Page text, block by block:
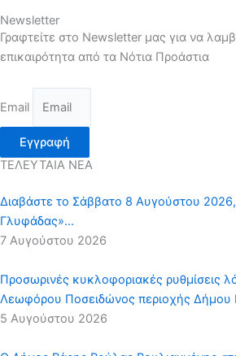
Newsletter
Γραφτείτε στο Newsletter μας για να
επικαιρότητα από τα Νότια Προάστια
Email
Εγγραφή
ΤΕΛΕΥΤΑΙΑ ΝΕΑ
Διαβάστε το Σάββατο 8 Αυγούστου
Γλυφάδας»…
7 Αυγούστου 2026
Προσωρινές κυκλοφοριακές ρυθμίσεις
Λεωφόρου Ποσειδώνος περιοχής Δήμου
5 Αυγούστου 2026